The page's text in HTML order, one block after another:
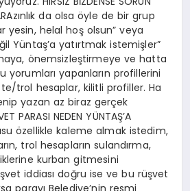
da olsa öyle de bir grup
yesin, helal hoş olsun” veya
Yüntaş’a yatırtmak istemişler”
önemsizleştirmeye ve hatta
yorumları yapanların profillerini
trol hesaplar, kilitli profiller. Ha
yazan az biraz gerçek
PARASI NEDEN YÜNTAŞ’A
özellikle kaleme almak istedim,
trol hesapların sulandırma,
kurban gitmesini
iddiası doğru ise ve bu rüşvet